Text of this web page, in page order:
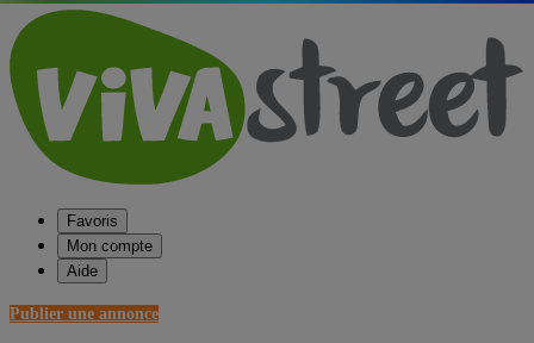
Favoris
Mon compte
Aide
Publier une annonce